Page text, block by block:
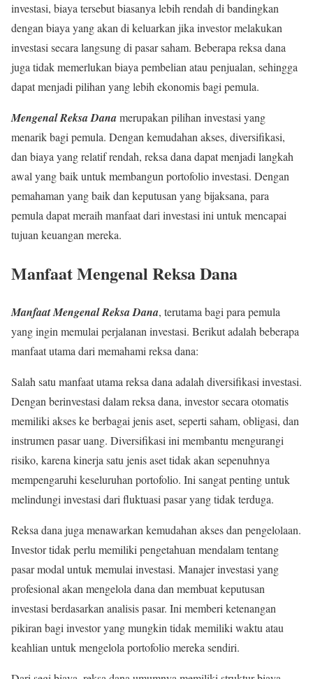
investasi, biaya tersebut biasanya lebih rendah di bandingkan
dengan biaya yang akan di keluarkan jika investor melakukan
investasi secara langsung di pasar saham. Beberapa reksa dana
juga tidak memerlukan biaya pembelian atau penjualan, sehingga
dapat menjadi pilihan yang lebih ekonomis bagi pemula.
Mengenal Reksa Danamerupakan pilihan investasi yang
menarik bagi pemula. Dengan kemudahan akses, diversifikasi,
dan biaya yang relatif rendah, reksa dana dapat menjadi langkah
awal yang baik untuk membangun portofolio investasi. Dengan
pemahaman yang baik dan keputusan yang bijaksana, para
pemula dapat meraih manfaat dari investasi ini untuk mencapai
tujuan keuangan mereka.
Manfaat Mengenal Reksa Dana
Manfaat Mengenal Reksa Dana, terutama bagi para pemula
yang ingin memulai perjalanan investasi. Berikut adalah beberapa
manfaat utama dari memahami reksa dana:
Salah satu manfaat utama reksa dana adalah diversifikasi investasi.
Dengan berinvestasi dalam reksa dana, investor secara otomatis
memiliki akses ke berbagai jenis aset, seperti saham, obligasi, dan
instrumen pasar uang. Diversifikasi ini membantu mengurangi
risiko, karena kinerja satu jenis aset tidak akan sepenuhnya
mempengaruhi keseluruhan portofolio. Ini sangat penting untuk
melindungi investasi dari fluktuasi pasar yang tidak terduga.
Reksa dana juga menawarkan kemudahan akses dan pengelolaan.
Investor tidak perlu memiliki pengetahuan mendalam tentang
pasar modal untuk memulai investasi. Manajer investasi yang
profesional akan mengelola dana dan membuat keputusan
investasi berdasarkan analisis pasar. Ini memberi ketenangan
pikiran bagi investor yang mungkin tidak memiliki waktu atau
keahlian untuk mengelola portofolio mereka sendiri.